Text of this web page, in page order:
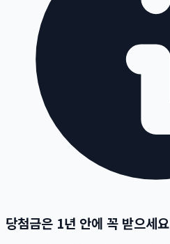
당첨금은 1년 안에 꼭 받으세요